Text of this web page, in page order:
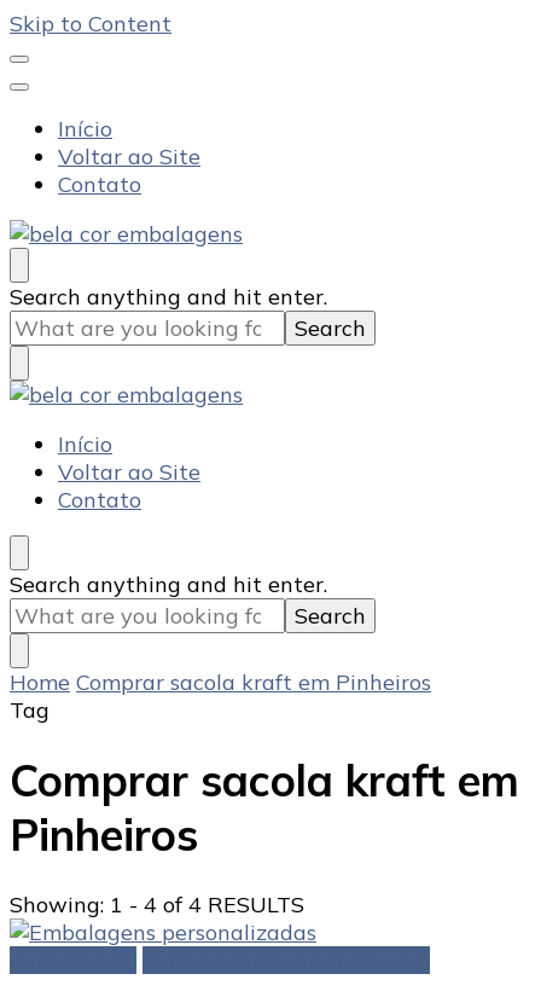
Skip to Content
Início
Voltar ao Site
Contato
Bela Cor Embalagens
Blog
Looking
for
Something?
Search anything and hit enter.
Bela Cor Embalagens
Blog
Início
Voltar ao Site
Contato
Looking
for
Something?
Search anything and hit enter.
Home Comprar sacola kraft em Pinheiros
Tag
Comprar sacola kraft em
Pinheiros
Showing: 1 - 4 of 4 RESULTS